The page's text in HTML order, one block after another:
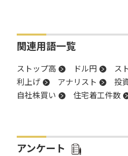
関連用語一覧
ストップ高 ドル円 ス
利上げ
アナリスト 投
自社株買い
住宅着工件数
利下げ
アンケート